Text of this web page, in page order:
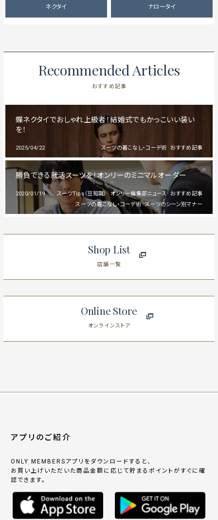
ネクタイ ナロータイ
Recommended Articles
おすすめ記事
蝶ネクタイでおしゃれ上級者！結婚式でもかっこいい装い
を！
2025/04/22 おすすめ記事
スーツの着こなし・コーデ術
勝負できる就活スーツを！オンリーのミニマルオーダー
2020/01/19 おすすめ記事
オンリー編集部ニュース
スーツTips（豆知識）
スーツのシーン別マナー
スーツの着こなし・コーデ術
Shop List
店舗一覧
Online Store
オンラインストア
アプリのご紹介
ONLY MEMBERSアプリをダウンロードすると、
お買い上げいただいた商品金額に応じて貯まるポイントがすぐに確
認できます。